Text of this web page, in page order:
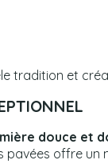
tradition et
douce et
pavées offre